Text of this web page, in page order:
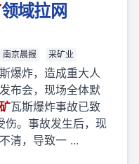
领域拉网
南京晨报 采矿业
爆炸，造成重大人
布会，现场全体默
瓦斯爆炸事故已致
伤。事故发生后，现
清，导致一 ...